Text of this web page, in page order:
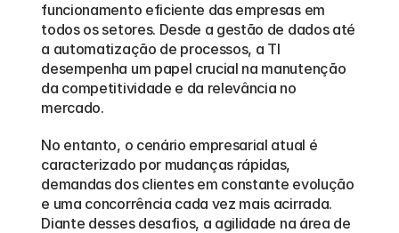
funcionamento eficiente das empresas em
todos os setores. Desde a gestão de dados até
a automatização de processos, a TI
desempenha um papel crucial na manutenção
da competitividade e da relevância no
mercado.
No entanto, o cenário empresarial atual é
caracterizado por mudanças rápidas,
demandas dos clientes em constante evolução
e uma concorrência cada vez mais acirrada.
Diante desses desafios, a agilidade na área de